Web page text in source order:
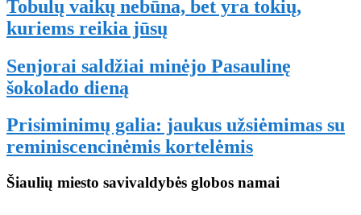
Tobulų vaikų nebūna, bet yra tokių,
kuriems reikia jūsų
Senjorai saldžiai minėjo Pasaulinę
šokolado dieną
Prisiminimų galia: jaukus užsiėmimas su
reminiscencinėmis kortelėmis
Šiaulių miesto savivaldybės globos namai